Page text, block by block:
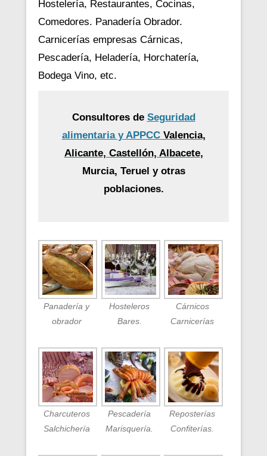
Hostelería, Restaurantes, Cocinas,
Comedores. Panadería Obrador.
Carnicerías empresas Cárnicas,
Pescadería, Heladería, Horchatería,
Bodega Vino, etc.
Consultores de Seguridad
alimentaria y APPCCValencia,
Alicante, Castellón, Albacete,
Murcia, Teruel y otras
poblaciones.
Panadería y
obrador
Hosteleros
Bares.
Cárnicos
Carnicerías
Charcuteros
Salchichería
Pescadería
Marisquería.
Reposterías
Confiterías.